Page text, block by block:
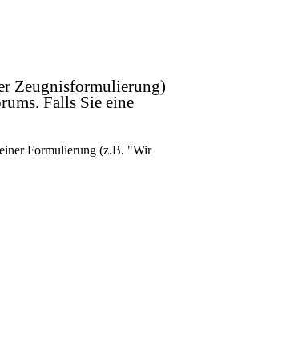
Zeugnisformulierung)
Falls Sie eine
Formulierung (z.B. "Wir